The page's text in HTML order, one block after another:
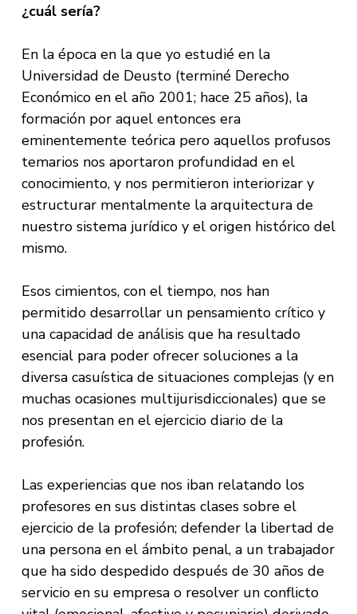
¿cuál sería?
En la época en la que yo estudié en la
Universidad de Deusto (terminé Derecho
Económico en el año 2001; hace 25 años), la
formación por aquel entonces era
eminentemente teórica pero aquellos profusos
temarios nos aportaron profundidad en el
conocimiento, y nos permitieron interiorizar y
estructurar mentalmente la arquitectura de
nuestro sistema jurídico y el origen histórico del
mismo.
Esos cimientos, con el tiempo, nos han
permitido desarrollar un pensamiento crítico y
una capacidad de análisis que ha resultado
esencial para poder ofrecer soluciones a la
diversa casuística de situaciones complejas (y en
muchas ocasiones multijurisdiccionales) que se
nos presentan en el ejercicio diario de la
profesión.
Las experiencias que nos iban relatando los
profesores en sus distintas clases sobre el
ejercicio de la profesión; defender la libertad de
una persona en el ámbito penal, a un trabajador
que ha sido despedido después de 30 años de
servicio en su empresa o resolver un conflicto